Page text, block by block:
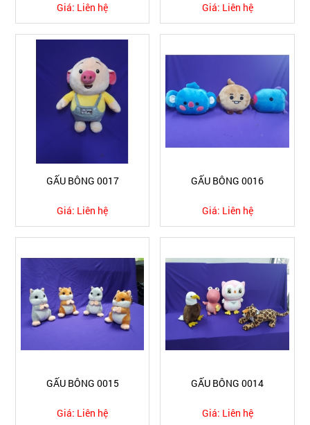
Giá: Liên hệ Giá: Liên hệ
GẤU BÔNG 0017
Giá: Liên hệ
GẤU BÔNG 0016
Giá: Liên hệ
GẤU BÔNG 0015
Giá: Liên hệ
GẤU BÔNG 0014
Giá: Liên hệ